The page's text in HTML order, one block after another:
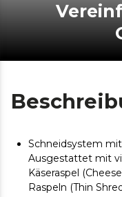
Vereinfachen Sie Ihre
Schneidsystem
Ausgestattet mit
Käseraspel
Raspeln (Thin